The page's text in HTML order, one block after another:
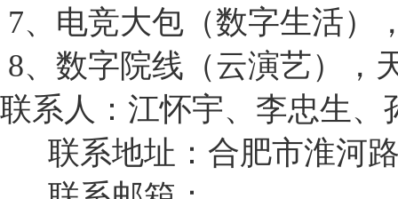
7、电竞大包（数字生活）
8、数字院线（云演艺），
联系人：江怀宇、李忠生、
联系地址：合肥市淮河路